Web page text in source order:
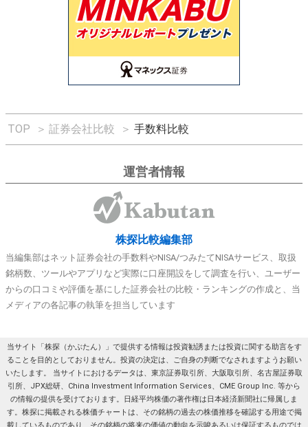
TOP ＞ 証券会社比較 ＞ 手数料比較
運営者情報
株探比較編集部
当編集部はネット証券会社の手数料やNISA/つみたてNISAサービス、取扱
銘柄数、ツールやアプリなど実際に口座開設をして調査を行い、ユーザー
からの口コミや評価を基にした証券会社の比較・ランキングの作成と、当
メディアの各記事の執筆を担当しています
当サイト「株探（かぶたん）」で提供する情報は投資勧誘または投資に関する助言をす
ることを目的としておりません。投資の決定は、ご自身の判断でなされますようお願い
いたします。 当サイトにおけるデータは、東京証券取引所、大阪取引所、名古屋証券取
引所、JPX総研、China Investment Information Services、CME Group Inc. 等から
の情報の提供を受けております。日経平均株価の著作権は日本経済新聞社に帰属しま
す。株探に掲載される株価チャートは、その銘柄の過去の株価推移を確認する用途で掲